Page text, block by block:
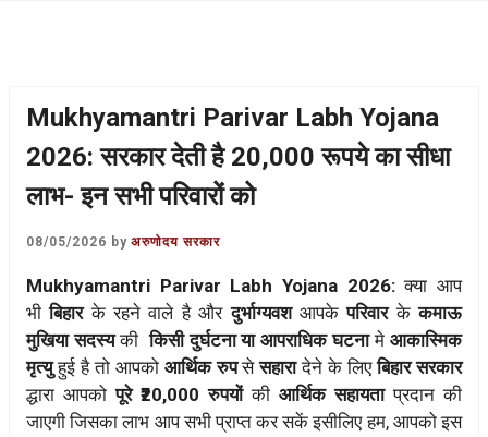
Mukhyamantri Parivar Labh Yojana
2026: सरकार देती है 20,000 रूपये का सीधा
लाभ- इन सभी परिवारों को
08/05/2026 byअरुणोदय सरकार
Mukhyamantri Parivar Labh Yojana 2026:क्या आप
भीबिहारके रहने वाले है औरदुर्भाग्यवश आपकेपरिवारकेकमाऊ
मुखिया सदस्यकी किसी दुर्घटना या आपराधिक घटनामेआकास्मिक
मृत्युहुई है तो आपकोआर्थिक रुपसेसहारादेने के लिएबिहार सरकार
द्धारा आपको पूरे ₹20,000 रुपयोंकी आर्थिक सहायताप्रदान की
जाएगी जिसका लाभ आप सभी प्राप्त कर सकें इसीलिए हम, आपको इस